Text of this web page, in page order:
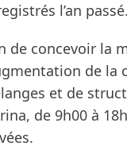
l’an passé.
de concevoir la
de
et de
de 9h00 à